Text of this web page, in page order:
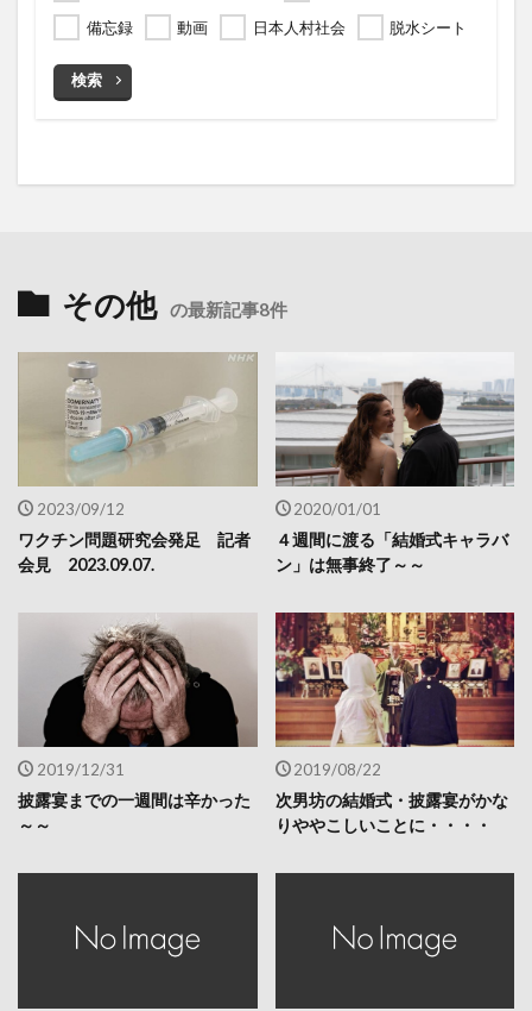
備忘録
動画 日本人村社会 脱水シート
検索
その他 の最新記事8件
2023/09/12
ワクチン問題研究会発足 記者
会見 2023.09.07.
2020/01/01
４週間に渡る「結婚式キャラバ
ン」は無事終了～～
2019/12/31
披露宴までの一週間は辛かった
～～
2019/08/22
次男坊の結婚式・披露宴がかな
りややこしいことに・・・・